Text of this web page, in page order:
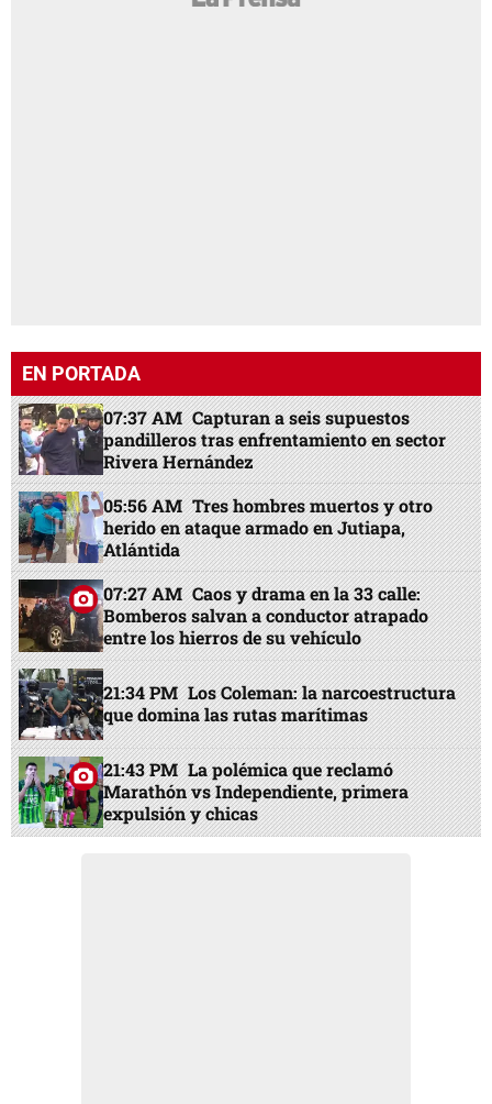
EN PORTADA
07:37 AM Capturan a seis supuestos
pandilleros tras enfrentamiento en sector
Rivera Hernández
05:56 AM Tres hombres muertos y otro
herido en ataque armado en Jutiapa,
Atlántida
07:27 AM Caos y drama en la 33 calle:
Bomberos salvan a conductor atrapado
entre los hierros de su vehículo
21:34 PM Los Coleman: la narcoestructura
que domina las rutas marítimas
21:43 PM La polémica que reclamó
Marathón vs Independiente, primera
expulsión y chicas